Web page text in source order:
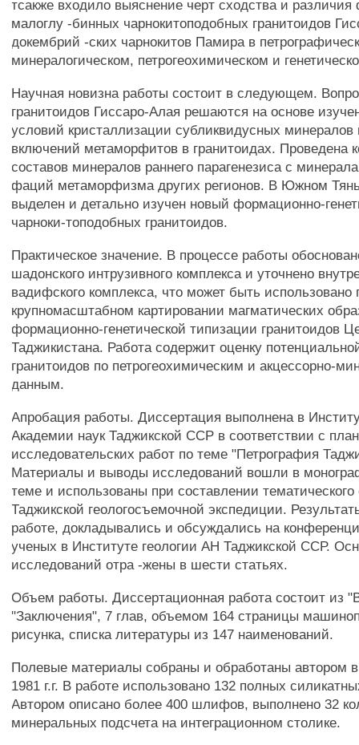
тсакже входило выяснение черт сходства и различия
малоглу -бинных чарнокитоподобных гранитоидов
докембрий -ских чарнокитов Памира в
минералогическом, петрогеохимическом и
Научная новизна работы состоит в следующем.
гранитоидов Гиссаро-Алая решаются на основе
условий кристаллизации субликвидусных минералов
включений метаморфитов в гранитоидах. Проведена
составов минералов раннего парагенезиса с
фаций метаморфизма других регионов. В Южном
выделен и детально изучен новый формационно-
чарноки-топодобных гранитоидов.
Практическое значение. В процессе работы
шадонского интрузивного комплекса и уточнено
вадифского комплекса, что может быть использовано
крупномасштабном картировании магматических
формационно-генетической типизации гранитоидов
Таджикистана. Работа содержит оценку
гранитоидов по петрогеохимическим и акцессорно-
данным.
Апробация работы. Диссертация выполнена в
Академии наук Таджикской ССР в соответствии с
исследовательских работ по теме "Петрография
Материалы и выводы исследований вошли в
теме и использованы при составлении тематического
Таджикской геологосъемочной экспедиции.
работе, докладывались и обсуждались на
ученых в Институте геологии АН Таджикской ССР.
исследований отра -жены в шести статьях.
Объем работы. Диссертационная работа состоит из
"Заключения", 7 глав, объемом 164 страницы
рисунка, списка литературы из 147 наименований.
Полевые материалы собраны и обработаны автором
1981 г.г. В работе использовано 132 полных
Автором описано более 400 шлифов, выполнено 32
минеральных подсчета на интеграционном столике.